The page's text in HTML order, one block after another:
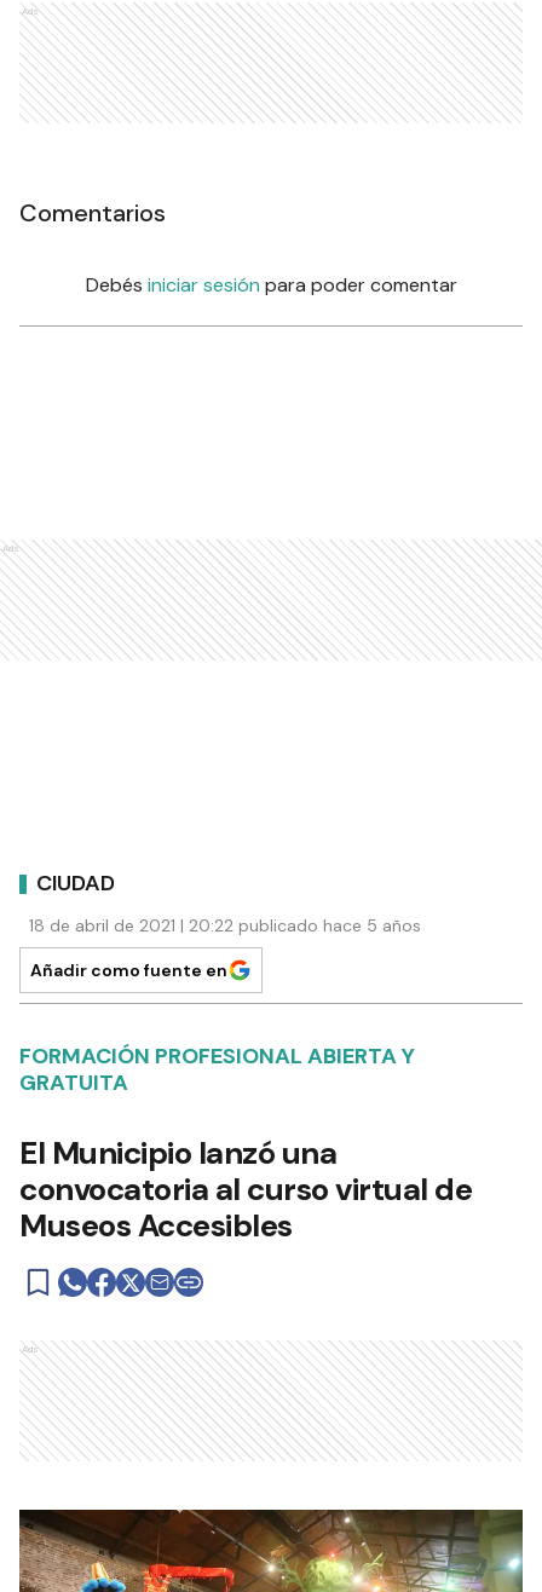
Ads
Comentarios
Debés iniciar sesión para poder comentar
Ads
CIUDAD
18 de abril de 2021 | 20:22 publicado hace 5 años
Añadir como fuente en
FORMACIÓN PROFESIONAL ABIERTA Y
GRATUITA
El Municipio lanzó una
convocatoria al curso virtual de
Museos Accesibles
Ads